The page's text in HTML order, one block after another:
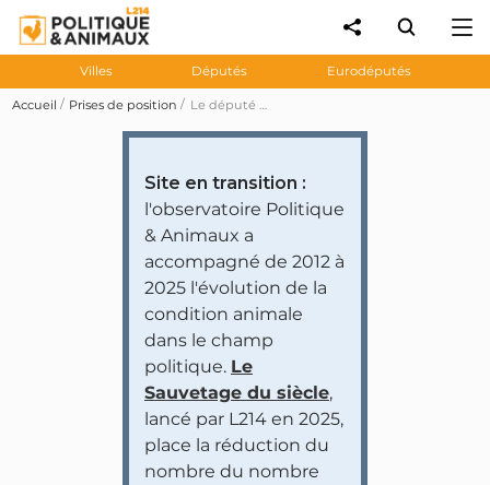
Villes Députés Eurodéputés
Accueil Prises de position Le député Guillaume Chevrollier demande pour les éleveurs de chiens de chasse une dérogation à l'ordonnance contre les trafics d'animaux
Site en transition :
l'observatoire Politique
& Animaux a
accompagné de 2012 à
2025 l'évolution de la
condition animale
dans le champ
politique. Le
Sauvetage du siècle,
lancé par L214 en 2025,
place la réduction du
nombre du nombre